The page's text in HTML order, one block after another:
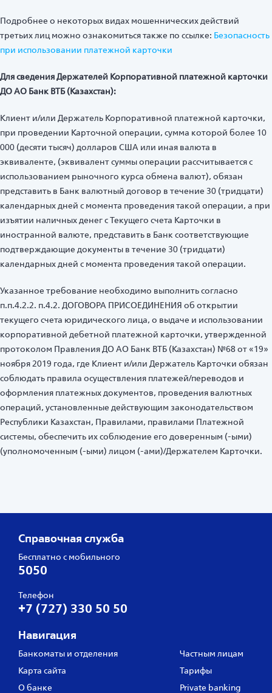
Подробнее о некоторых видах мошеннических действий
третьих лиц можно ознакомиться также по ссылке: Безопасность
при использовании платежной карточки
Для сведения Держателей Корпоративной платежной карточки
ДО АО Банк ВТБ (Казахстан):
Клиент и/или Держатель Корпоративной платежной карточки,
при проведении Карточной операции, сумма которой более 10
000 (десяти тысяч) долларов США или иная валюта в
эквиваленте, (эквивалент суммы операции рассчитывается с
использованием рыночного курса обмена валют), обязан
представить в Банк валютный договор в течение 30 (тридцати)
календарных дней с момента проведения такой операции, а при
изъятии наличных денег с Текущего счета Карточки в
иностранной валюте, представить в Банк соответствующие
подтверждающие документы в течение 30 (тридцати)
календарных дней с момента проведения такой операции.
Указанное требование необходимо выполнить согласно
п.п.4.2.2. п.4.2. ДОГОВОРА ПРИСОЕДИНЕНИЯ об открытии
текущего счета юридического лица, о выдаче и использовании
корпоративной дебетной платежной карточки, утвержденной
протоколом Правления ДО АО Банк ВТБ (Казахстан) №68 от «19»
ноября 2019 года, где Клиент и/или Держатель Карточки обязан
соблюдать правила осуществления платежей/переводов и
оформления платежных документов, проведения валютных
операций, установленные действующим законодательством
Республики Казахстан, Правилами, правилами Платежной
системы, обеспечить их соблюдение его доверенным (-ыми)
(уполномоченным (-ыми) лицом (-ами)/Держателем Карточки.
Справочная служба
Бесплатно с мобильного
5050
Телефон
+7 (727) 330 50 50
Навигация
Банкоматы и отделения
Карта сайта
О банке
Частным лицам
Тарифы
Private banking